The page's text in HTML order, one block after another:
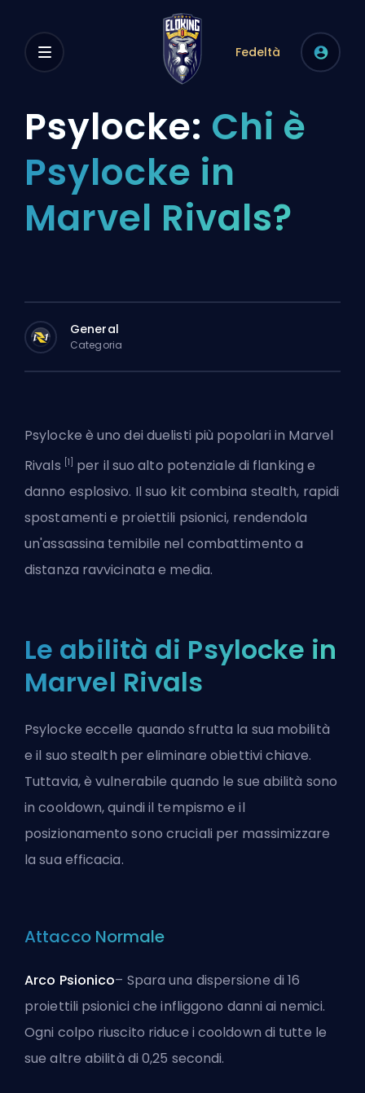
Fedeltà
Psylocke: Chi è
Psylocke in
Marvel Rivals?
General
Categoria
Psylocke è uno dei duelisti più popolari in Marvel
Rivals [1]
per il suo alto potenziale di flanking e
danno esplosivo. Il suo kit combina stealth, rapidi
spostamenti e proiettili psionici, rendendola
un'assassina temibile nel combattimento a
distanza ravvicinata e media.
Le abilità di Psylocke in
Marvel Rivals
Psylocke eccelle quando sfrutta la sua mobilità
e il suo stealth per eliminare obiettivi chiave.
Tuttavia, è vulnerabile quando le sue abilità sono
in cooldown, quindi il tempismo e il
posizionamento sono cruciali per massimizzare
la sua efficacia.
Attacco Normale
Arco Psionico– Spara una dispersione di 16
proiettili psionici che infliggono danni ai nemici.
Ogni colpo riuscito riduce i cooldown di tutte le
sue altre abilità di 0,25 secondi.